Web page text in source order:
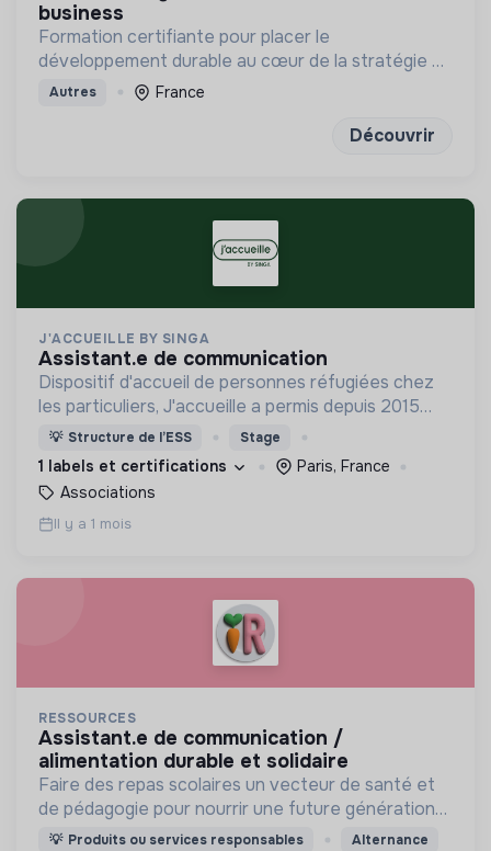
business
Formation certifiante pour placer le
développement durable au cœur de la stratégie de
l'entreprise à long terme
Autres France
Découvrir
J'ACCUEILLE BY SINGA
assistant.e de communication
Dispositif d'accueil de personnes réfugiées chez
les particuliers, J'accueille a permis depuis 2015
l'accueil de plus de 1000 personnes dans leur
parcours d'inclusion en France.
💡 Structure de l’ESS Stage
1 labels et certifications
Paris, France
Associations
Il y a 1 mois
RESSOURCES
assistant.e de communication /
alimentation durable et solidaire
Faire des repas scolaires un vecteur de santé et
de pédagogie pour nourrir une future génération
responsable en protégeant l'environnement.
💡 Produits ou services responsables Alternance